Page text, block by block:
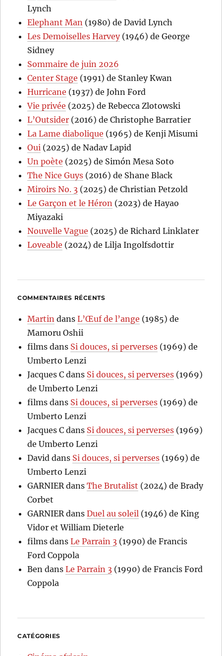
Lynch
Elephant Man (1980) de David Lynch
Les Demoiselles Harvey(1946) de George
Sidney
Sommaire de juin 2026
Center Stage (1991) de Stanley Kwan
Hurricane (1937) de John Ford
Vie privée (2025) de Rebecca Zlotowski
L’Outsider (2016) de Christophe Barratier
La Lame diabolique (1965) de Kenji Misumi
Oui (2025) de Nadav Lapid
Un poète (2025) de Simón Mesa Soto
The Nice Guys (2016) de Shane Black
Miroirs No. 3 (2025) de Christian Petzold
Le Garçon et le Héron (2023) de Hayao
Miyazaki
Nouvelle Vague (2025) de Richard Linklater
Loveable (2024) de Lilja Ingolfsdottir
COMMENTAIRES RÉCENTS
Martin dansL’Œuf de l’ange (1985) de
Mamoru Oshii
films dans Si douces, si perverses (1969) de
Umberto Lenzi
Jacques C dans Si douces, si perverses (1969)
de Umberto Lenzi
films dans Si douces, si perverses (1969) de
Umberto Lenzi
Jacques C dans Si douces, si perverses (1969)
de Umberto Lenzi
David dans Si douces, si perverses (1969) de
Umberto Lenzi
GARNIER dansThe Brutalist (2024) de Brady
Corbet
GARNIER dansDuel au soleil (1946) de King
Vidor et William Dieterle
films dansLe Parrain 3 (1990) de Francis
Ford Coppola
Ben dansLe Parrain 3 (1990) de Francis Ford
Coppola
CATÉGORIES